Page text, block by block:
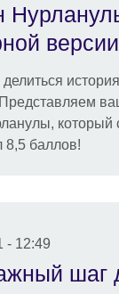
который
8,5 баллов!
- 12:49
шаг